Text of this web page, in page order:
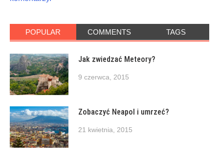
POPULAR COMMENTS TAGS
Jak zwiedzać Meteory?
9 czerwca, 2015
Zobaczyć Neapol i umrzeć?
21 kwietnia, 2015